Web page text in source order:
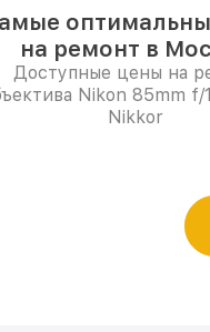
на ремонт в
Доступные цены на
Nikon 85mm f/
Nikkor